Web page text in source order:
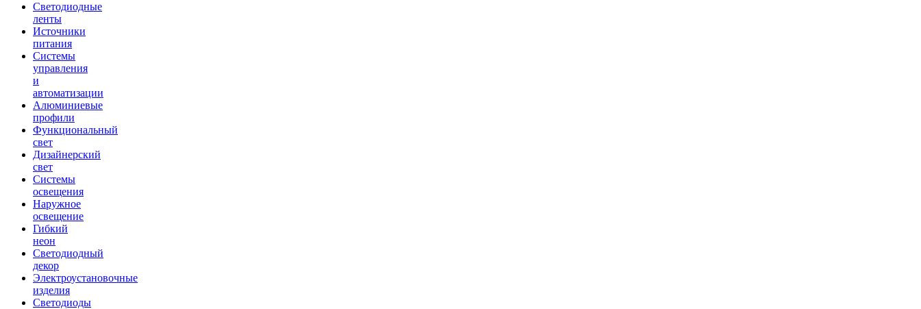
Светодиодные
ленты
Источники
питания
Системы
управления
и
автоматизации
Алюминиевые
профили
Функциональный
свет
Дизайнерский
свет
Системы
освещения
Наружное
освещение
Гибкий
неон
Светодиодный
декор
Электроустановочные
изделия
Светодиоды